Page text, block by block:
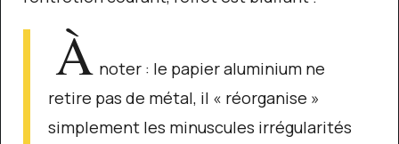
À noter : le papier aluminium ne
retire pas de métal, il « réorganise »
simplement les minuscules irrégularités